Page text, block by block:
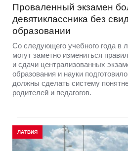
Проваленный экзамен
девятиклассника без
образовании
Со следующего учебного года в
могут заметно измениться
и сдачи централизованных
образования и науки
должны сделать систему
родителей и педагогов.
ЛАТВИЯ